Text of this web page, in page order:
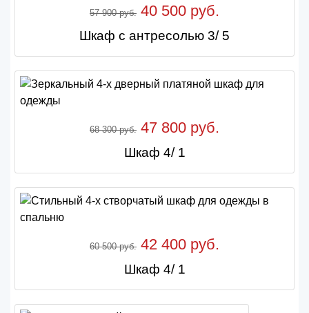
57 900 руб. 40 500 руб.
Шкаф с антресолью 3/ 5
68 300 руб. 47 800 руб.
Шкаф 4/ 1
60 500 руб. 42 400 руб.
Шкаф 4/ 1